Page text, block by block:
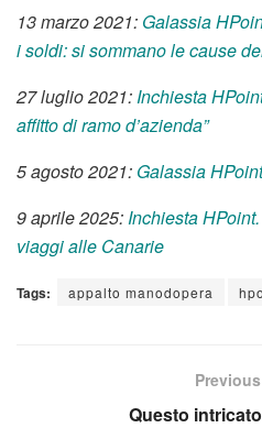
13 marzo 2021: Galassia
i soldi: si sommano le cause
27 luglio 2021: Inchiesta
affitto di ramo d’azienda”
5 agosto 2021: Galassia
9 aprile 2025: Inchiesta
viaggi alle Canarie
Tags: appalto manodopera
Questo